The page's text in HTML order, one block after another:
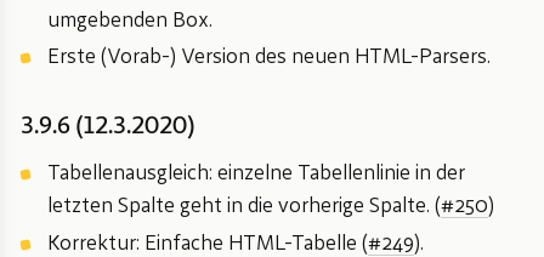
umgebenden Box.
Erste (Vorab-) Version des neuen HTML-Parsers.
3.9.6 (12.3.2020)
Tabellenausgleich: einzelne Tabellenlinie in der
letzten Spalte geht in die vorherige Spalte. (#250)
Korrektur: Einfache HTML-Tabelle (#249).